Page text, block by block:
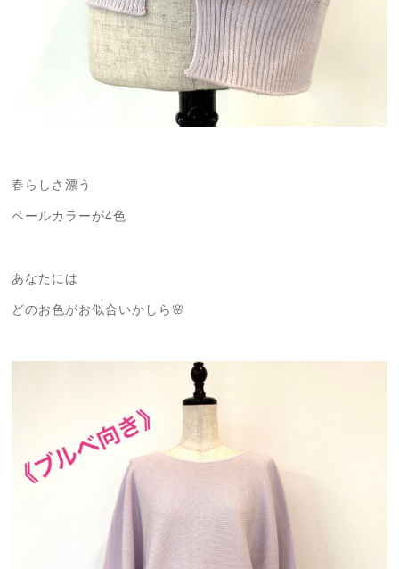
春らしさ漂う
ペールカラーが4色
あなたには
どのお色がお似合いかしら🌸